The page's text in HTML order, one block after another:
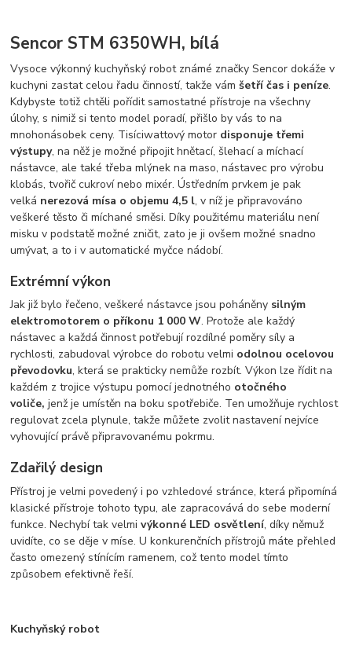
Sencor STM 6350WH, bílá
Vysoce výkonný kuchyňský robot známé značky Sencor dokáže v
kuchyni zastat celou řadu činností, takže vámšetří čas i peníze.
Kdybyste totiž chtěli pořídit samostatné přístroje na všechny
úlohy, s nimiž si tento model poradí, přišlo by vás to na
mnohonásobek ceny. Tisíciwattový motor disponuje třemi
výstupy, na něž je možné připojit hnětací, šlehací a míchací
nástavce, ale také třeba mlýnek na maso, nástavec pro výrobu
klobás, tvořič cukroví nebo mixér. Ústředním prvkem je pak
velká nerezová mísa o objemu 4,5 l, v níž je připravováno
veškeré těsto či míchané směsi. Díky použitému materiálu není
misku v podstatě možné zničit, zato je ji ovšem možné snadno
umývat, a to i v automatické myčce nádobí.
Extrémní výkon
Jak již bylo řečeno, veškeré nástavce jsou poháněny silným
elektromotorem o příkonu 1 000 W. Protože ale každý
nástavec a každá činnost potřebují rozdílné poměry síly a
rychlosti, zabudoval výrobce do robotu velmi odolnou ocelovou
převodovku, která se prakticky nemůže rozbít. Výkon lze řídit na
každém z trojice výstupu pomocí jednotného otočného
voliče, jenž je umístěn na boku spotřebiče. Ten umožňuje rychlost
regulovat zcela plynule, takže můžete zvolit nastavení nejvíce
vyhovující právě připravovanému pokrmu.
Zdařilý design
Přístroj je velmi povedený i po vzhledové stránce, která připomíná
klasické přístroje tohoto typu, ale zapracovává do sebe moderní
funkce. Nechybí tak velmivýkonné LED osvětlení, díky němuž
uvidíte, co se děje v míse. U konkurenčních přístrojů máte přehled
často omezený stínícím ramenem, což tento model tímto
způsobem efektivně řeší.
Kuchyňský robot